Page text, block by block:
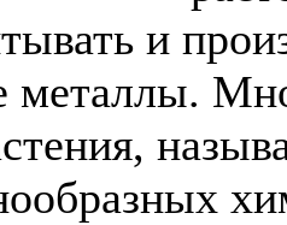
и
металлы.